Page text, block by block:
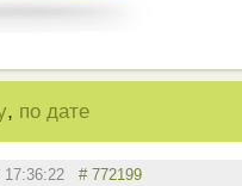
, по дате
17:36:22 # 772199